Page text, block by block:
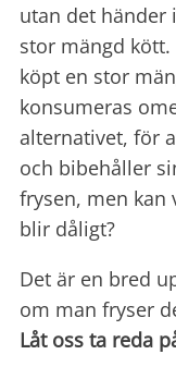
utan det händer
stor mängd
köpt en stor
konsumeras
alternativet, för
och bibehåller
frysen, men kan
blir dåligt?
Det är en bred
om man fryser
Låt oss ta reda